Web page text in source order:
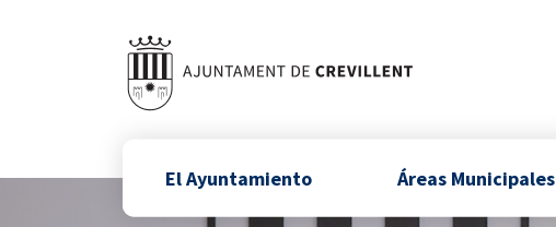
El Ayuntamiento Áreas Municipales